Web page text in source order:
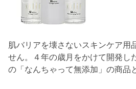
肌バリアを壊さないスキンケア用
せん。４年の歳月をかけて開発し
の「なんちゃって無添加」の商品